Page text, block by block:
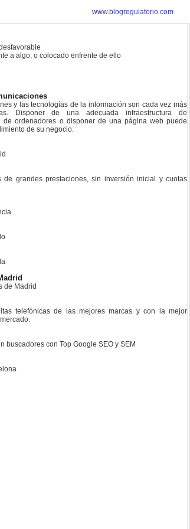
www.blogregulatorio.com
a algo, o colocado enfrente de ello
y las tecnologías de la información son cada vez más
Disponer de una adecuada infraestructura de
de ordenadores o disponer de una página web puede
de su negocio.
de grandes prestaciones, sin inversión inicial y cuotas
de Madrid
telefónicas de las mejores marcas y con la mejor
buscadores con Top Google SEO y SEM